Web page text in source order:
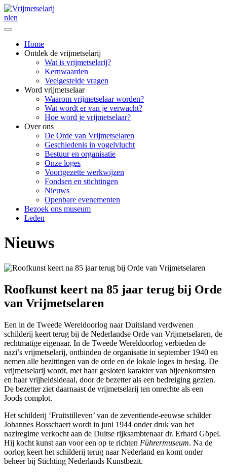
nlen
Home
Ontdek de vrijmetselarij
Wat is vrijmetselarij?
Kernwaarden
Veelgestelde vragen
Word vrijmetselaar
Waarom vrijmetselaar worden?
Wat wordt er van je verwacht?
Hoe word je vrijmetselaar?
Over ons
De Orde van Vrijmetselaren
Geschiedenis in vogelvlucht
Bestuur en organisatie
Onze loges
Voortgezette werkwijzen
Fondsen en stichtingen
Nieuws
Openbare evenementen
Bezoek ons museum
Leden
Nieuws
Roofkunst keert na 85 jaar terug bij Orde
van Vrijmetselaren
Een in de Tweede Wereldoorlog naar Duitsland verdwenen
schilderij keert terug bij de Nederlandse Orde van Vrijmetselaren, de
rechtmatige eigenaar. In de Tweede Wereldoorlog verbieden de
nazi’s vrijmetselarij, ontbinden de organisatie in september 1940 en
nemen alle bezittingen van de orde en de lokale loges in beslag. De
vrijmetselarij wordt, met haar gesloten karakter van bijeenkomsten
en haar vrijheidsideaal, door de bezetter als een bedreiging gezien.
De bezetter ziet daarnaast de vrijmetselarij ten onrechte als een
Joods complot.
Het schilderij ‘Fruitstilleven’ van de zeventiende-eeuwse schilder
Johannes Bosschaert wordt in juni 1944 onder druk van het
naziregime verkocht aan de Duitse rijksambtenaar dr. Erhard Göpel.
Hij kocht kunst aan voor een op te richten Führermuseum. Na de
oorlog keert het schilderij terug naar Nederland en komt onder
beheer bij Stichting Nederlands Kunstbezit.